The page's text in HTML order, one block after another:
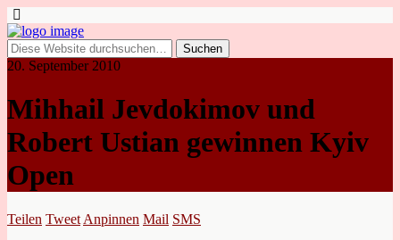
20. September 2010
Mihhail Jevdokimov und
Robert Ustian gewinnen Kyiv
Open
Teilen Tweet Anpinnen Mail SMS